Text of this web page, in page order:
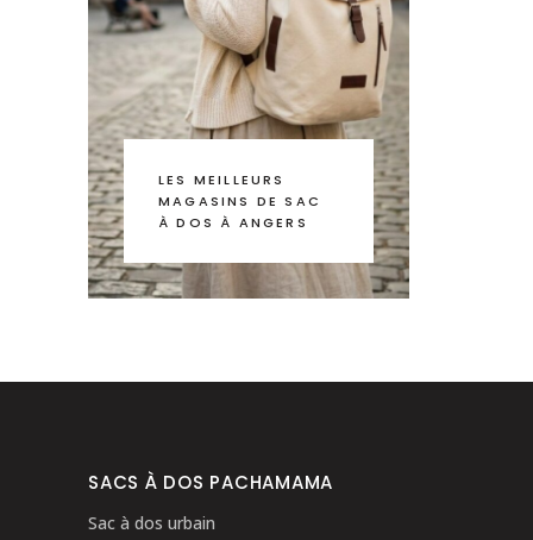
LES MEILLEURS
MAGASINS DE SAC
À DOS À ANGERS
SACS À DOS PACHAMAMA
Sac à dos urbain